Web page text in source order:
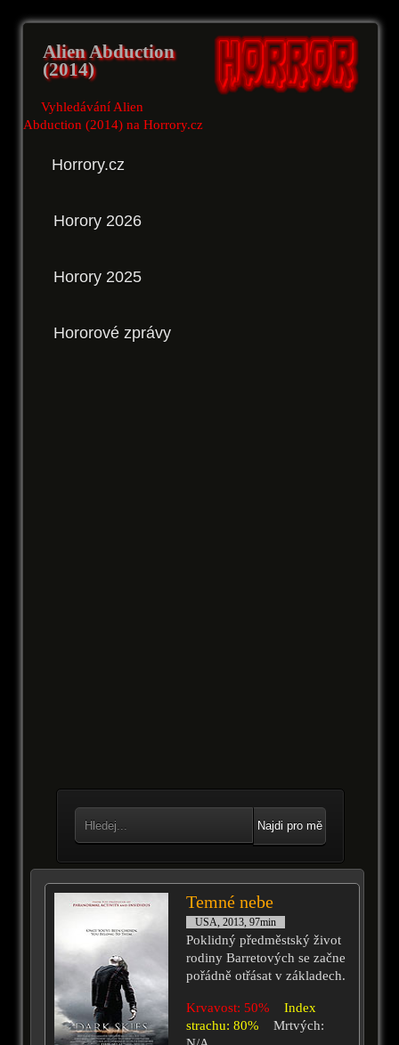
Alien Abduction
(2014)
Vyhledávání Alien
Abduction (2014) na Horrory.cz
Horrory.cz
Horory 2026
Horory 2025
Hororové zprávy
Najdi pro mě
Temné nebe
USA, 2013, 97min
Poklidný předměstský život
rodiny Barretových se začne
pořádně otřásat v základech.
Krvavost: 50%
Index
strachu: 80%
Mrtvých: